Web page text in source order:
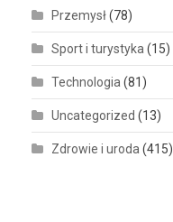
Przemysł(78)
Sport i turystyka(15)
Technologia(81)
Uncategorized (13)
Zdrowie i uroda(415)